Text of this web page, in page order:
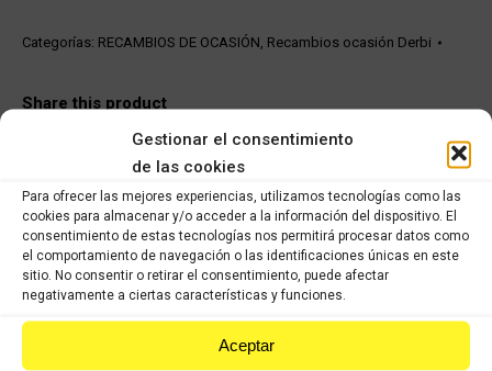
Gestionar el consentimiento
de las cookies
Para ofrecer las mejores experiencias, utilizamos tecnologías como las
cookies para almacenar y/o acceder a la información del dispositivo. El
consentimiento de estas tecnologías nos permitirá procesar datos como
el comportamiento de navegación o las identificaciones únicas en este
sitio. No consentir o retirar el consentimiento, puede afectar
negativamente a ciertas características y funciones.
Aceptar
Categorías: RECAMBIOS DE OCASIÓN, Recambios ocasión Derbi
Share this product
on
X
Share
on
Facebook
on
Pinterest
on
LinkedIn
Productos relacionados